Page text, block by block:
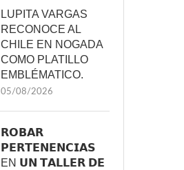
LUPITA VARGAS
RECONOCE AL
CHILE EN NOGADA
COMO PLATILLO
EMBLÉMATICO.
05/08/2026
𝗥𝗢𝗕𝗔𝗥
𝗣𝗘𝗥𝗧𝗘𝗡𝗘𝗡𝗖𝗜𝗔𝗦
EN 𝗨𝗡 𝗧𝗔𝗟𝗟𝗘𝗥 𝗗𝗘